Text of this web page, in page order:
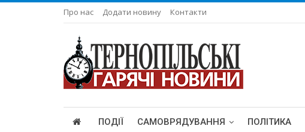
Про нас Додати новину Контакти
ПОДІЇ САМОВРЯДУВАННЯ ПОЛІТИКА